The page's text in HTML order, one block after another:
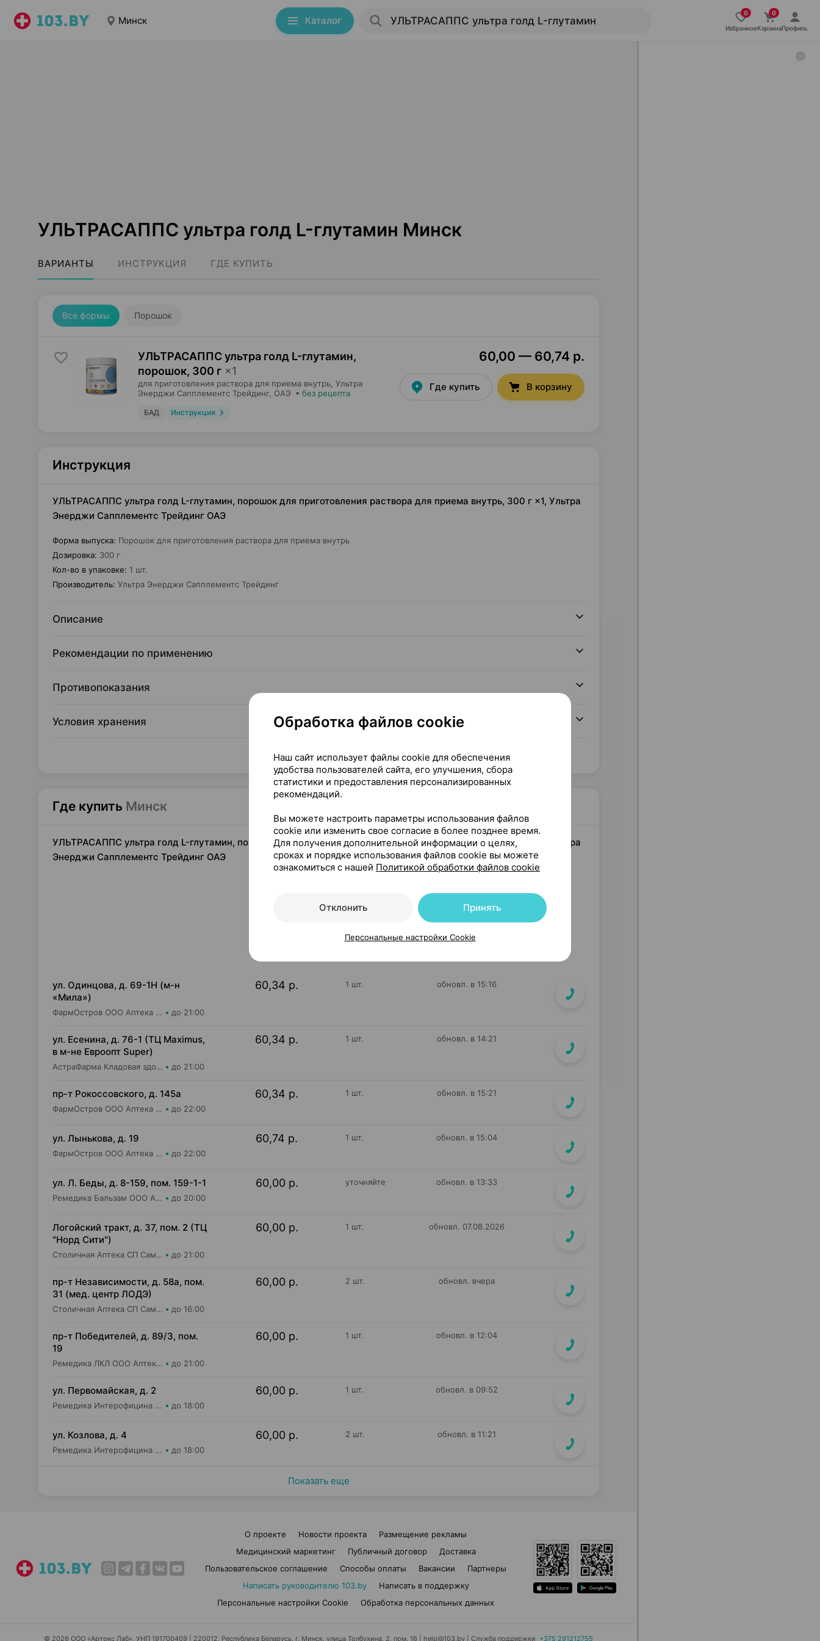
Минск Каталог
ИзбранноеКорзинаПрофиль
УЛЬТРАСАППС ультра голд L-глутамин Минск
ВАРИАНТЫ ИНСТРУКЦИЯ ГДЕ КУПИТЬ
Все формы Порошок
УЛЬТРАСАППС ультра голд L-глутамин,
порошок, 300 г ×1
для приготовления раствора для приема внутрь, Ультра
Энерджи Сапплементс Трейдинг, ОАЭ • без рецепта
БАД Инструкция
60,00 — 60,74 р.
Где купить В корзину
Инструкция
УЛЬТРАСАППС ультра голд L-глутамин, порошок для приготовления раствора для приема внутрь, 300 г ×1, Ультра
Энерджи Сапплементс Трейдинг ОАЭ
Форма выпуска: Порошок для приготовления раствора для приема внутрь
Дозировка: 300 г
Кол-во в упаковке: 1 шт.
Производитель: Ультра Энерджи Сапплементс Трейдинг
Описание
Рекомендации по применению
Противопоказания
Условия хранения
Читать полностью
Где купить Минск
УЛЬТРАСАППС ультра голд L-глутамин, порошок для приготовления раствора для приема внутрь, 300 г ×1, Ультра
Энерджи Сапплементс Трейдинг ОАЭ
14
ул. Одинцова, д. 69-1Н (м-н
«Мила»)
ФармОстров ООО Аптека №16 на Одинцова до 21:00
60,34 р. 1 шт. обновл. в 15:16
ул. Есенина, д. 76-1 (ТЦ Maximus,
в м-не Евроопт Super)
АстраФарма Кладовая здоровья ООО Аптека №9 до 21:00
60,34 р. 1 шт. обновл. в 14:21
пр-т Рокоссовского, д. 145а
ФармОстров ООО Аптека №9 на Рокоссовского до 22:00
60,34 р. 1 шт. обновл. в 15:21
ул. Лынькова, д. 19
ФармОстров ООО Аптека №7 на Лынькова до 22:00
60,74 р. 1 шт. обновл. в 15:04
ул. Л. Беды, д. 8-159, пом. 159-1-1
Ремедика Бальзам ООО Аптека №30 до 20:00
60,00 р. уточняйте обновл. в 13:33
Логойский тракт, д. 37, пом. 2 (ТЦ
"Норд Сити")
Столичная Аптека СП Самбест ООО Аптека №9 до 21:00
60,00 р. 1 шт. обновл. 07.08.2026
пр-т Независимости, д. 58а, пом.
31 (мед. центр ЛОДЭ)
Столичная Аптека СП Самбест ООО Аптека №19 до 16:00
60,00 р. 2 шт. обновл. вчера
пр-т Победителей, д. 89/3, пом.
19
Ремедика ЛКЛ ООО Аптека №6 до 21:00
60,00 р. 1 шт. обновл. в 12:04
ул. Первомайская, д. 2
Ремедика Интерофицина Плюс ООО Аптека №2 до 18:00
60,00 р. 1 шт. обновл. в 09:52
ул. Козлова, д. 4
Ремедика Интерофицина Плюс ООО Аптека №1 до 18:00
60,00 р. 2 шт. обновл. в 11:21
Показать еще
О проекте Новости проекта
Размещение рекламы
Медицинский маркетинг
Публичный договор
Доставка
Пользовательское соглашение
Способы оплаты Вакансии
Партнеры
Написать руководителю 103.by
Написать в поддержку
Персональные настройки Cookie
Обработка персональных данных
© 2026 ООО «Артокс Лаб», УНП 191700409 | 220012, Республика Беларусь, г. Минск, улица Толбухина, 2, пом. 16 | help@103.by Служба поддержки +375 291212755
Обработка файлов cookie
Наш сайт использует файлы cookie для обеспечения
удобства пользователей сайта, его улучшения, сбора
статистики и предоставления персонализированных
рекомендаций.
Вы можете настроить параметры использования файлов
cookie или изменить свое согласие в более позднее время.
Для получения дополнительной информации о целях,
сроках и порядке использования файлов cookie вы можете
ознакомиться с нашей Политикой обработки файлов cookie
Отклонить Принять
Персональные настройки Cookie